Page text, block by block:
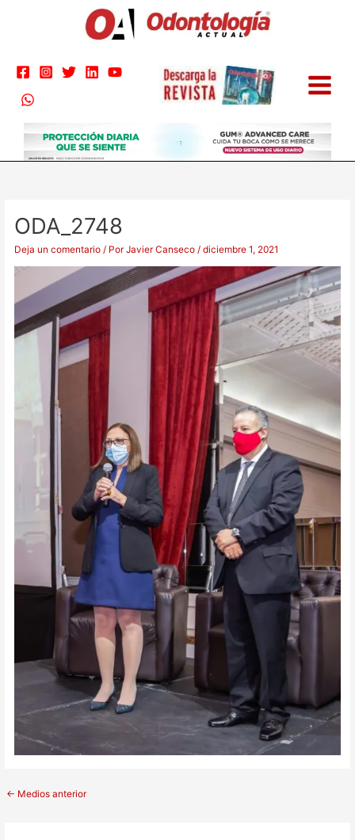
ODA_2748
Deja un comentario / PorJavier Canseco/diciembre 1, 2021
← Medios anterior